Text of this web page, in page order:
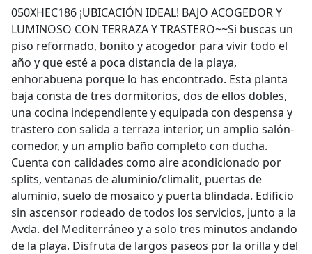
050XHEC186 ¡UBICACIÓN IDEAL! BAJO ACOGEDOR Y
LUMINOSO CON TERRAZA Y TRASTERO~~Si buscas un
piso reformado, bonito y acogedor para vivir todo el
año y que esté a poca distancia de la playa,
enhorabuena porque lo has encontrado. Esta planta
baja consta de tres dormitorios, dos de ellos dobles,
una cocina independiente y equipada con despensa y
trastero con salida a terraza interior, un amplio salón-
comedor, y un amplio baño completo con ducha.
Cuenta con calidades como aire acondicionado por
splits, ventanas de aluminio/climalit, puertas de
aluminio, suelo de mosaico y puerta blindada. Edificio
sin ascensor rodeado de todos los servicios, junto a la
Avda. del Mediterráneo y a solo tres minutos andando
de la playa. Disfruta de largos paseos por la orilla y del